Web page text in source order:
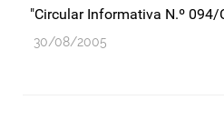
Manutenção no
Medicamentos de uso
"Circular Informativa N.º 094/
30/08/2005